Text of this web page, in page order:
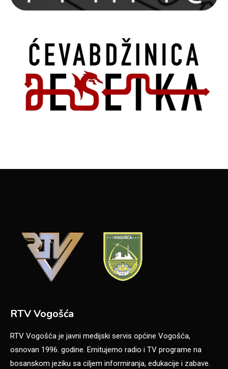
RTV Vogošća
RTV Vogošća je javni medijski servis općine Vogošća,
osnovan 1996. godine. Emitujemo radio i TV programe na
bosanskom jeziku sa ciljem informiranja, edukacije i zabave.